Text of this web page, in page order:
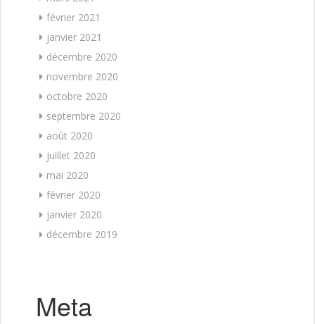
février 2021
janvier 2021
décembre 2020
novembre 2020
octobre 2020
septembre 2020
août 2020
juillet 2020
mai 2020
février 2020
janvier 2020
décembre 2019
Meta